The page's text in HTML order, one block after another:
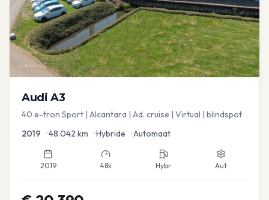
Audi A3
40 e-tron Sport | Alcantara | Ad. cruise | Virtual | blindspot
2019 •48.042 km •Hybride •Automaat
2019 48k Hybr Aut